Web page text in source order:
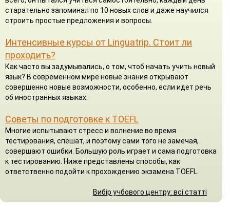
старательно запоминал по 10 новых слов и даже научился
строить простые предложения и вопросы.
Интенсивные курсы от Linguatrip. Стоит ли
проходить?
Как часто вы задумывались, о том, чтоб начать учить новый
язык? В современном мире новые знания открывают
совершенно новые возможности, особенно, если идет речь
об иностранных языках.
Советы по подготовке к TOEFL
Многие испытывают стресс и волнение во время
тестирования, спешат, и поэтому сами того не замечая,
совершают ошибки. Большую роль играет и сама подготовка
к тестированию. Ниже представлены способы, как
ответственно подойти к прохождению экзамена TOEFL.
Вибір учбового центру: всі статті